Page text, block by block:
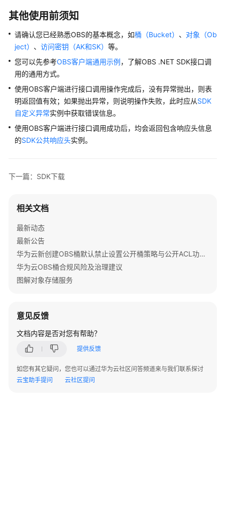
最
佳
实
API
参
考
SDK
参
考
概
Java
Python
C
Go
.NET
使
其他使用前须知
请确认您已经熟悉OBS的基本概念，如桶（Bucket） 、 对象（Ob
ject） 、 访问密钥（AK和SK） 等。
您可以先参考OBS客户端通用示例，了解OBS .NET SDK接口调
用的通用方式。
使用OBS客户端进行接口调用操作完成后，没有异常抛出，则表
明返回值有效；如果抛出异常，则说明操作失败，此时应从SDK
自定义异常实例中获取错误信息。
使用OBS客户端进行接口调用成功后，均会返回包含响应头信息
的SDK公共响应头实例。
下一篇：SDK下载
相关文档
最新动态
最新公告
华为云新创建OBS桶默认禁止设置公开桶策略与公开ACL功能通知
华为云OBS桶合规风险及治理建议
图解对象存储服务
意见反馈
文档内容是否对您有帮助？
提供反馈
如您有其它疑问，您也可以通过华为云社区问答频道来与我们联系探讨
云宝助手提问
云社区提问